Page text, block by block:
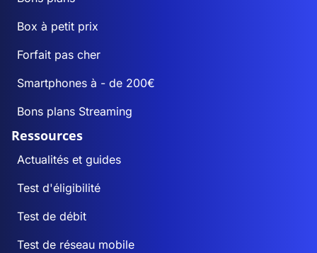
Box à petit prix
Forfait pas cher
Smartphones à - de 200€
Bons plans Streaming
Ressources
Actualités et guides
Test d'éligibilité
Test de débit
Test de réseau mobile